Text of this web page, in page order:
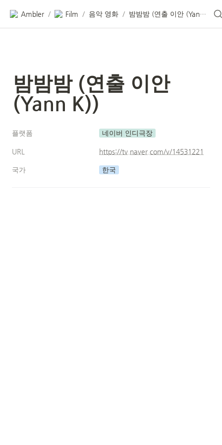
Ambler / Film / 음악 영화 / 밤밤밤 (연출 이안 (Yann K))
밤밤밤 (연출 이안
(Yann K))
플랫폼 네이버 인디극장
URL https://tv.naver.com/v/14531221
국가 한국